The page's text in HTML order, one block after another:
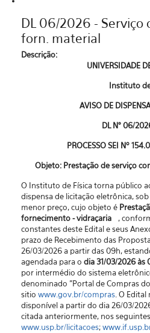
DL 06/2026 - Serviço
forn. material
Descrição:
UNIVERSIDADE
Instituto
AVISO DE
DL N° 06/
PROCESSO SEI Nº
Objeto: Prestação de serviço
O Instituto de Física torna público
dispensa de licitação eletrônica,
menor preço, cujo objeto é
fornecimento - vidraçaria,
constantes deste Edital e seus
prazo de Recebimento das
26/03/2026 a partir das 09h,
agendada para o dia 31/03/2026 às
por intermédio do sistema
denominado "Portal de Compras
sitio www.gov.br/compras. O Edital
disponível a partir do dia 26/03/
citada anteriormente, nos
www.usp.br/licitacoes;